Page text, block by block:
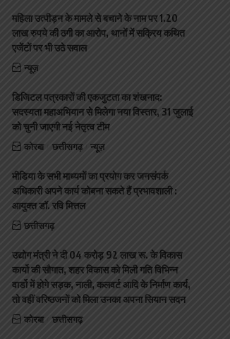
महिला उत्पीड़न के मामले से बचाने के नाम पर 1.20
लाख रुपये की ठगी का आरोप, थानों में सक्रिय कथित
एजेंटों पर भी उठे सवाल
न्यूज़
डिजिटल पत्रकारों की एकजुटता का शंखनाद:
सदस्यता महाअभियान से मिलेगा नया विस्तार, 31 जुलाई
को चुनी जाएगी नई नेतृत्व टीम
कोरबा छत्तीसगढ़ न्यूज़
मीडिया के सभी माध्यमों का प्रयोग कर जनसंपर्क
अधिकारी अपने कार्य कोबना सकते हैं प्रभावशाली :
आयुक्त डॉ. रवि मित्तल
छत्तीसगढ़
उद्योग मंत्री ने दी 04 करोड़ 92 लाख रू. के विकास
कार्यो की सौगात, शहर विकास को मिली गति विभिन्न
वार्डो मेंं होगे सड़क, नाली, कलवर्ट आदि के निर्माण कार्य,
तो वहीं वरिष्ठजनों को मिला उनका अपना सियान सदन
कोरबा छत्तीसगढ़